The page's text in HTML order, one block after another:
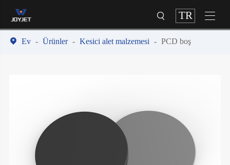
 TR 
 Ev Ürünler Kesici alet malzemesi PCD boş